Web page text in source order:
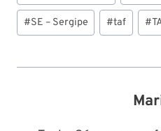
#SE – Sergipe #taf #